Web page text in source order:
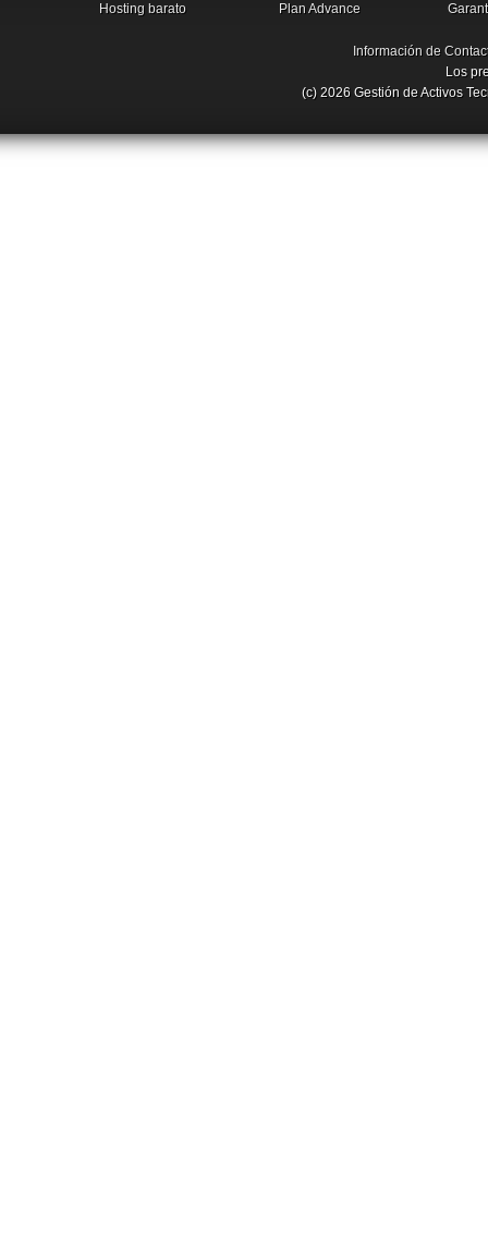
Hosting barato
Plan Advance
Información de
Los
(c) 2026 Gestión de Activos